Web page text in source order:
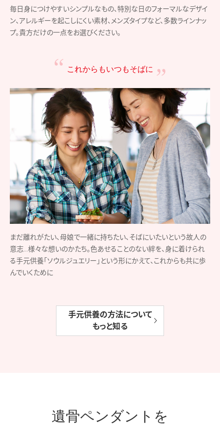
毎日身につけやすいシンプルなもの、特別な日のフォーマルなデザイ
ン、アレルギーを起こしにくい素材、メンズタイプなど、多数ラインナッ
プ。貴方だけの一点をお選びください。
これからもいつもそばに
まだ離れがたい、母娘で一緒に持ちたい、そばにいたいという故人の
意志…様々な想いのかたち。色あせることのない絆を、身に着けられ
る手元供養「ソウルジュエリー」という形にかえて、これからも共に歩
んでいくために
手元供養の方法について
もっと知る
遺骨ペンダントを